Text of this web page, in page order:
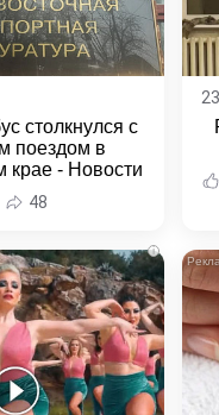
столкнулся с
поездом в
крае - Новости
Хабаровского
края48
i